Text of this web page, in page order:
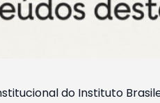
do Instituto